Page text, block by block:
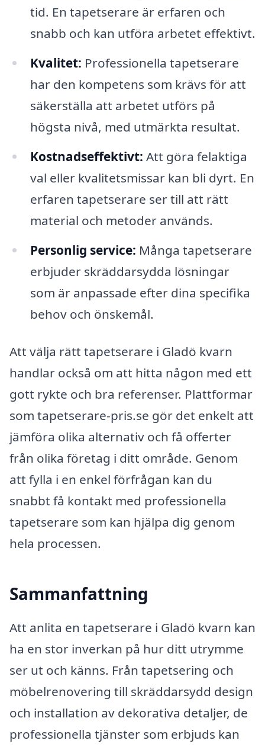
tid. En tapetserare är erfaren och
snabb och kan utföra arbetet effektivt.
Kvalitet: Professionella tapetserare
har den kompetens som krävs för att
säkerställa att arbetet utförs på
högsta nivå, med utmärkta resultat.
Kostnadseffektivt: Att göra felaktiga
val eller kvalitetsmissar kan bli dyrt. En
erfaren tapetserare ser till att rätt
material och metoder används.
Personlig service: Många tapetserare
erbjuder skräddarsydda lösningar
som är anpassade efter dina specifika
behov och önskemål.
Att välja rätt tapetserare i Gladö kvarn
handlar också om att hitta någon med ett
gott rykte och bra referenser. Plattformar
som tapetserare-pris.se gör det enkelt att
jämföra olika alternativ och få offerter
från olika företag i ditt område. Genom
att fylla i en enkel förfrågan kan du
snabbt få kontakt med professionella
tapetserare som kan hjälpa dig genom
hela processen.
Sammanfattning
Att anlita en tapetserare i Gladö kvarn kan
ha en stor inverkan på hur ditt utrymme
ser ut och känns. Från tapetsering och
möbelrenovering till skräddarsydd design
och installation av dekorativa detaljer, de
professionella tjänster som erbjuds kan